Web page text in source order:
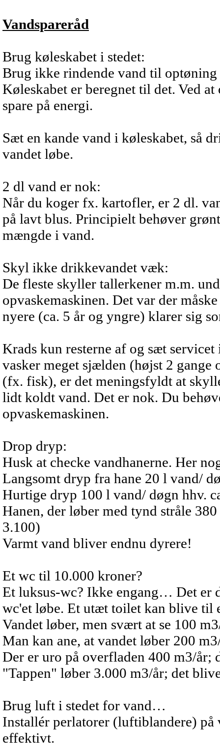
Vandspareråd
Brug køleskabet i stedet:
Brug ikke rindende vand til
Køleskabet er beregnet til det. Ved
spare på energi.
Sæt en kande vand i køleskabet, så
vandet løbe.
2 dl vand er nok:
Når du koger fx. kartofler, er 2 dl.
på lavt blus. Principielt behøver
mængde i vand.
Skyl ikke drikkevandet væk:
De fleste skyller tallerkener m.m.
opvaskemaskinen. Det var der
nyere (ca. 5 år og yngre) klarer sig
Krads kun resterne af og sæt
vasker meget sjælden (højst 2
(fx. fisk), er det meningsfyldt at
lidt koldt vand. Det er nok. Du
opvaskemaskinen.
Drop dryp:
Husk at checke vandhanerne. Her
Langsomt dryp fra hane 20 l vand/
Hurtige dryp 100 l vand/ døgn hhv.
Hanen, der løber med tynd stråle
3.100)
Varmt vand bliver endnu dyrere!
Et wc til 10.000 kroner?
Et luksus-wc? Ikke engang… Det er
wc'et løbe. Et utæt toilet kan blive til
Vandet løber, men svært at se 100
Man kan ane, at vandet løber 200
Der er uro på overfladen 400 m3/
"Tappen" løber 3.000 m3/år; det
Brug luft i stedet for vand…
Installér perlatorer (luftiblandere)
effektivt.